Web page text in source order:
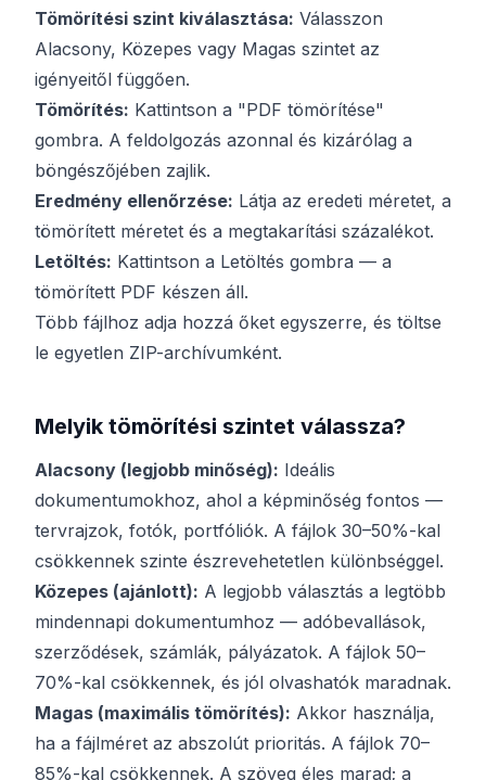
Tömörítési szint kiválasztása: Válasszon
Alacsony, Közepes vagy Magas szintet az
igényeitől függően.
Tömörítés: Kattintson a "PDF tömörítése"
gombra. A feldolgozás azonnal és kizárólag a
böngészőjében zajlik.
Eredmény ellenőrzése: Látja az eredeti méretet, a
tömörített méretet és a megtakarítási százalékot.
Letöltés: Kattintson a Letöltés gombra — a
tömörített PDF készen áll.
Több fájlhoz adja hozzá őket egyszerre, és töltse
le egyetlen ZIP-archívumként.
Melyik tömörítési szintet válassza?
Alacsony (legjobb minőség): Ideális
dokumentumokhoz, ahol a képminőség fontos —
tervrajzok, fotók, portfóliók. A fájlok 30–50%-kal
csökkennek szinte észrevehetetlen különbséggel.
Közepes (ajánlott): A legjobb választás a legtöbb
mindennapi dokumentumhoz — adóbevallások,
szerződések, számlák, pályázatok. A fájlok 50–
70%-kal csökkennek, és jól olvashatók maradnak.
Magas (maximális tömörítés): Akkor használja,
ha a fájlméret az abszolút prioritás. A fájlok 70–
85%-kal csökkennek. A szöveg éles marad; a